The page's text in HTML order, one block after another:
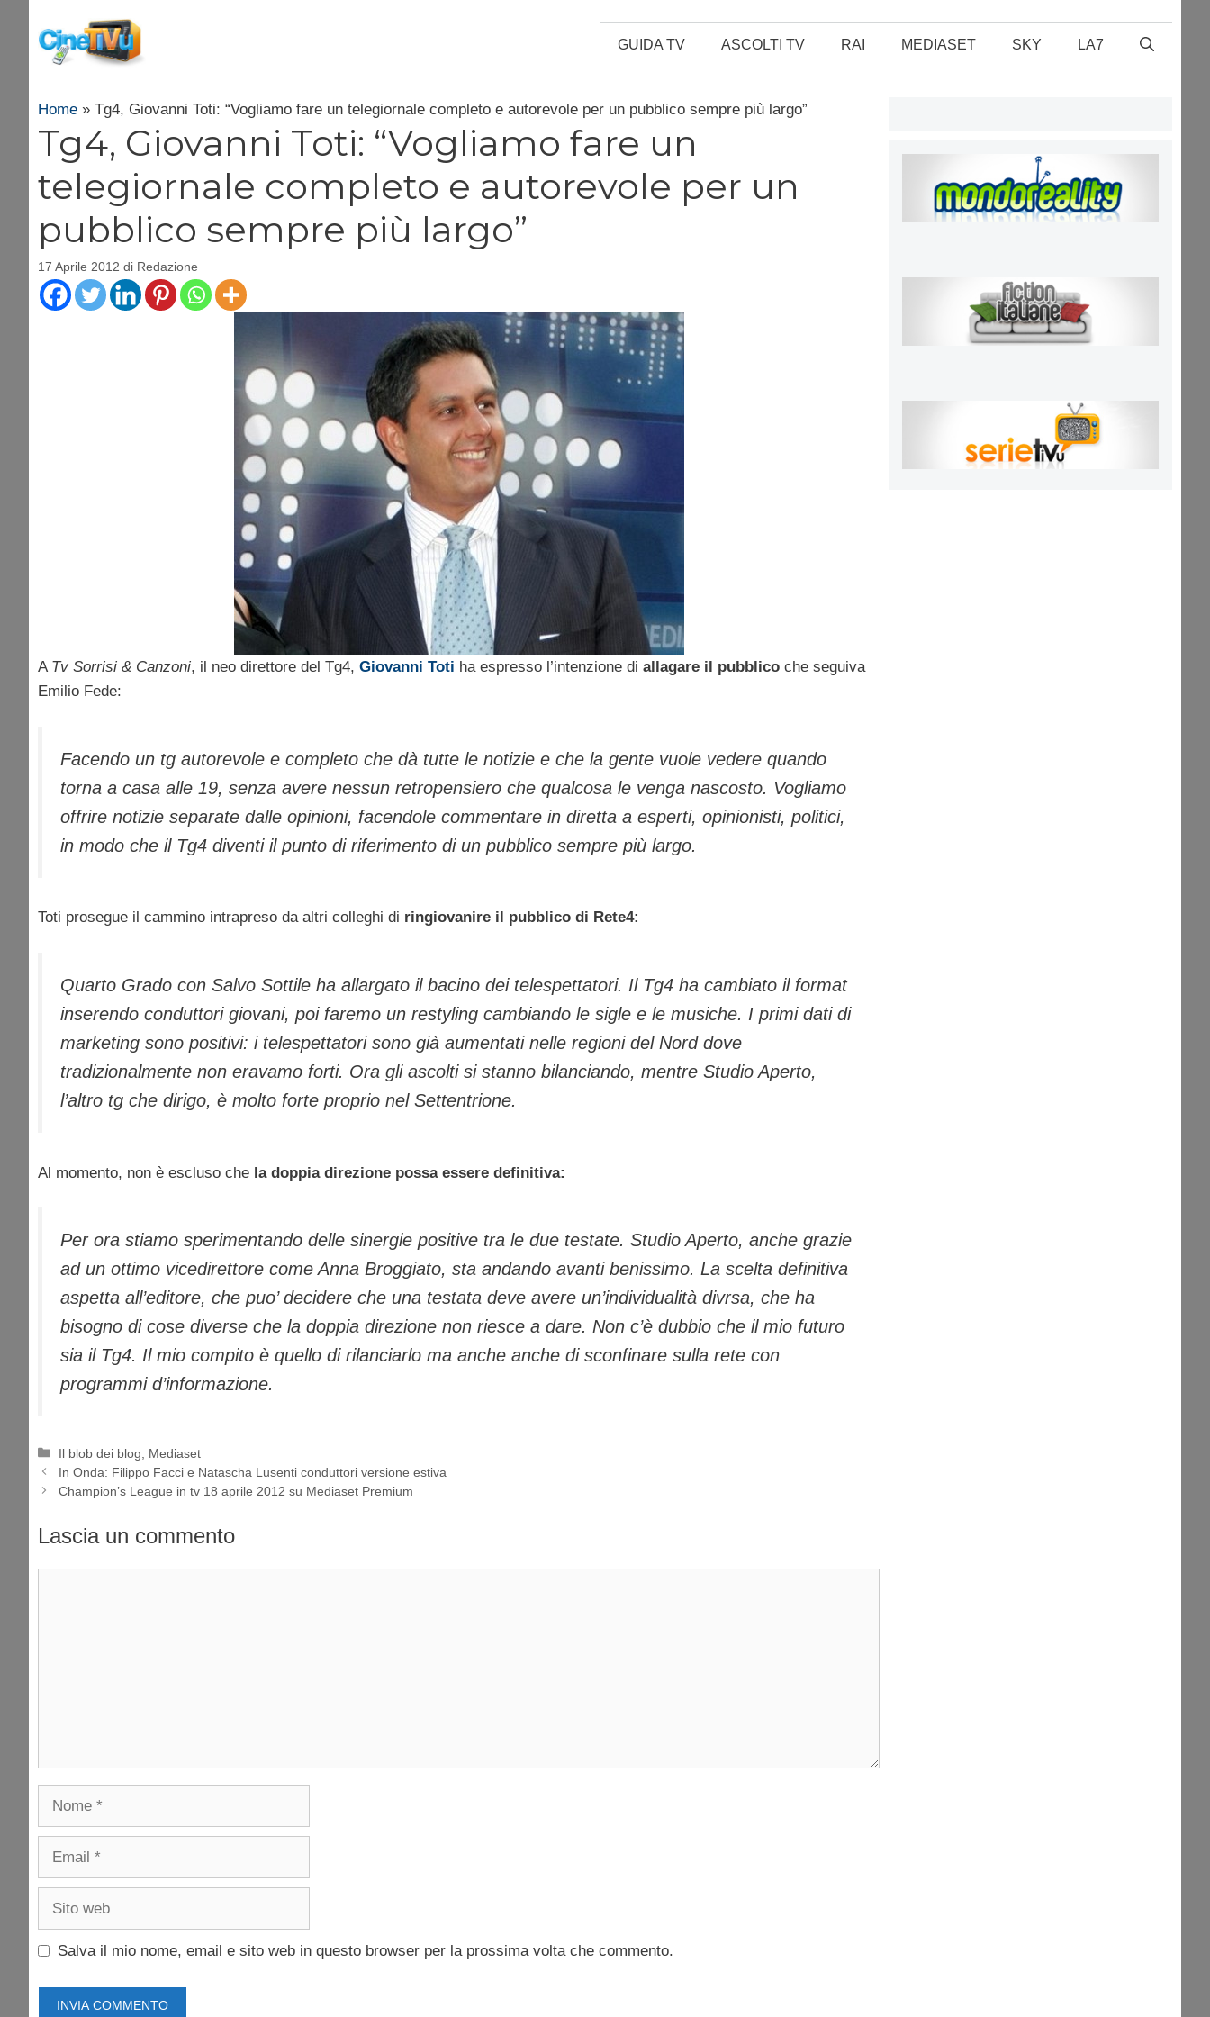
contenuto
GUIDA TV ASCOLTI TV RAI MEDIASET SKY LA7
Home » Tg4, Giovanni Toti: “Vogliamo fare un telegiornale completo e autorevole per un pubblico sempre più largo”
Tg4, Giovanni Toti: “Vogliamo fare un
telegiornale completo e autorevole per un
pubblico sempre più largo”
17 Aprile 2012 di Redazione
A Tv Sorrisi & Canzoni, il neo direttore del Tg4, Giovanni Toti ha espresso l’intenzione di allagare il pubblico che seguiva
Emilio Fede:
Facendo un tg autorevole e completo che dà tutte le notizie e che la gente vuole vedere quando
torna a casa alle 19, senza avere nessun retropensiero che qualcosa le venga nascosto. Vogliamo
offrire notizie separate dalle opinioni, facendole commentare in diretta a esperti, opinionisti, politici,
in modo che il Tg4 diventi il punto di riferimento di un pubblico sempre più largo.
Toti prosegue il cammino intrapreso da altri colleghi di ringiovanire il pubblico di Rete4:
Quarto Grado con Salvo Sottile ha allargato il bacino dei telespettatori. Il Tg4 ha cambiato il format
inserendo conduttori giovani, poi faremo un restyling cambiando le sigle e le musiche. I primi dati di
marketing sono positivi: i telespettatori sono già aumentati nelle regioni del Nord dove
tradizionalmente non eravamo forti. Ora gli ascolti si stanno bilanciando, mentre Studio Aperto,
l’altro tg che dirigo, è molto forte proprio nel Settentrione.
Al momento, non è escluso che la doppia direzione possa essere definitiva:
Per ora stiamo sperimentando delle sinergie positive tra le due testate. Studio Aperto, anche grazie
ad un ottimo vicedirettore come Anna Broggiato, sta andando avanti benissimo. La scelta definitiva
aspetta all’editore, che puo’ decidere che una testata deve avere un’individualità divrsa, che ha
bisogno di cose diverse che la doppia direzione non riesce a dare. Non c’è dubbio che il mio futuro
sia il Tg4. Il mio compito è quello di rilanciarlo ma anche anche di sconfinare sulla rete con
programmi d’informazione.
Categorie
Il blob dei blog
Mediaset
In Onda: Filippo Facci e Natascha Lusenti conduttori versione estiva
Champion’s League in tv 18 aprile 2012 su Mediaset Premium
Lascia un commento
Nome
Email
Sito
Salva il mio nome, email e sito web in questo browser per la prossima volta che commento.